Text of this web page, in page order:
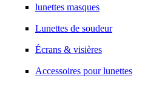
lunettes masques
Lunettes de soudeur
Écrans & visières
Accessoires pour lunettes